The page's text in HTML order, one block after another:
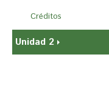
Créditos
Unidad 2